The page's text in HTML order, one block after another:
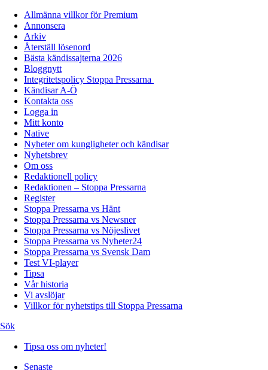
Allmänna villkor för Premium
Annonsera
Arkiv
Återställ lösenord
Bästa kändissajterna 2026
Bloggnytt
Integritetspolicy Stoppa Pressarna
Kändisar A-Ö
Kontakta oss
Logga in
Mitt konto
Native
Nyheter om kungligheter och kändisar
Nyhetsbrev
Om oss
Redaktionell policy
Redaktionen – Stoppa Pressarna
Register
Stoppa Pressarna vs Hänt
Stoppa Pressarna vs Newsner
Stoppa Pressarna vs Nöjeslivet
Stoppa Pressarna vs Nyheter24
Stoppa Pressarna vs Svensk Dam
Test VI-player
Tipsa
Vår historia
Vi avslöjar
Villkor för nyhetstips till Stoppa Pressarna
Sök
Tipsa oss om nyheter!
Senaste